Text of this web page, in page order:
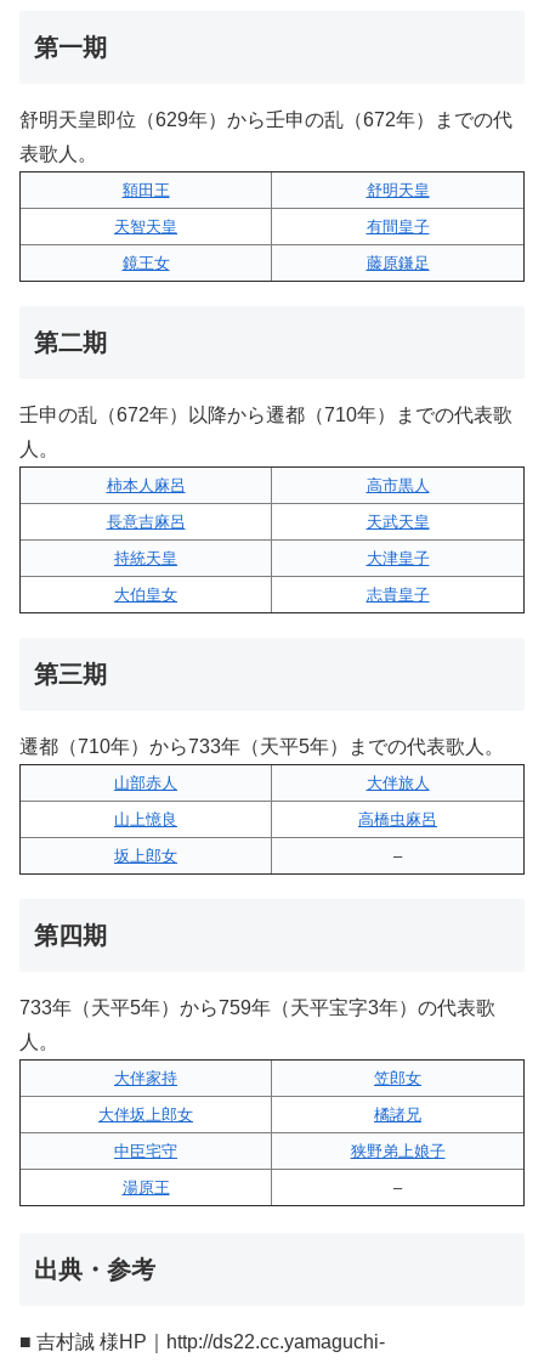
第一期
舒明天皇即位（629年）から壬申の乱（672年）までの代
表歌人。
額田王
舒明天皇
天智天皇
有間皇子
鏡王女
藤原鎌足
第二期
壬申の乱（672年）以降から遷都（710年）までの代表歌
人。
柿本人麻呂
高市黒人
長意吉麻呂
天武天皇
持統天皇
大津皇子
大伯皇女
志貴皇子
第三期
遷都（710年）から733年（天平5年）までの代表歌人。
山部赤人
大伴旅人
山上憶良
高橋虫麻呂
坂上郎女
–
第四期
733年（天平5年）から759年（天平宝字3年）の代表歌
人。
大伴家持
笠郎女
大伴坂上郎女
橘諸兄
中臣宅守
狭野弟上娘子
湯原王
–
出典・参考
■ 吉村誠 様HP｜http://ds22.cc.yamaguchi-